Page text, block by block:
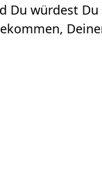
Du würdest